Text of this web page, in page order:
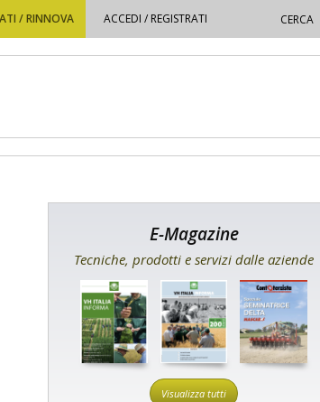
/ RINNOVA ACCEDI / REGISTRATI
E-Magazine
Tecniche, prodotti e servizi dalle aziende
Visualizza tutti